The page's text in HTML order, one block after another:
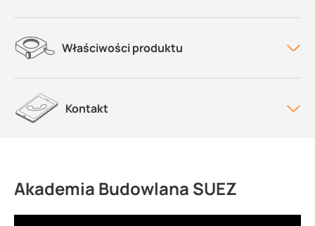
Właściwości produktu
Kontakt
Akademia Budowlana SUEZ